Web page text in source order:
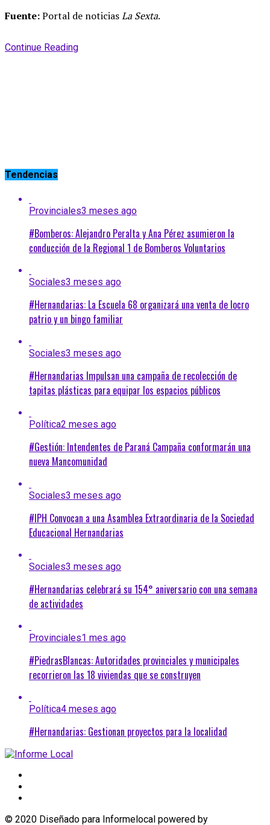
Fuente:Portal de noticiasLa Sexta.
Continue Reading
Tendencias
Provinciales3 meses ago
#Bomberos: Alejandro Peralta y Ana Pérez asumieron la
conducción de la Regional 1 de Bomberos Voluntarios
Sociales3 meses ago
#Hernandarias: La Escuela 68 organizará una venta de locro
patrio y un bingo familiar
Sociales3 meses ago
#Hernandarias Impulsan una campaña de recolección de
tapitas plásticas para equipar los espacios públicos
Política2 meses ago
#Gestión: Intendentes de Paraná Campaña conformarán una
nueva Mancomunidad
Sociales3 meses ago
#IPH Convocan a una Asamblea Extraordinaria de la Sociedad
Educacional Hernandarias
Sociales3 meses ago
#Hernandarias celebrará su 154° aniversario con una semana
de actividades
Provinciales1 mes ago
#PiedrasBlancas: Autoridades provinciales y municipales
recorrieron las 18 viviendas que se construyen
Política4 meses ago
#Hernandarias: Gestionan proyectos para la localidad
© 2020 Diseñado para Informelocal powered by